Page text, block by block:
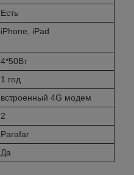
Есть
iPhone, iPad
4*50Вт
1 год
встроенный 4G модем
2
Parafar
Да